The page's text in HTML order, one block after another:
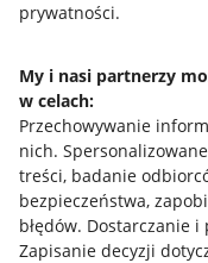
prywatności.
My i nasi partnerzy
w celach:
Przechowywanie
nich.
treści, badanie
bezpieczeństwa,
błędów. Dostarczanie
Zapisanie decyzji
Jak to działa
Allegro Gadane dla
Allegro Gadane dla
Mapa miejscowości
Informacje prawne